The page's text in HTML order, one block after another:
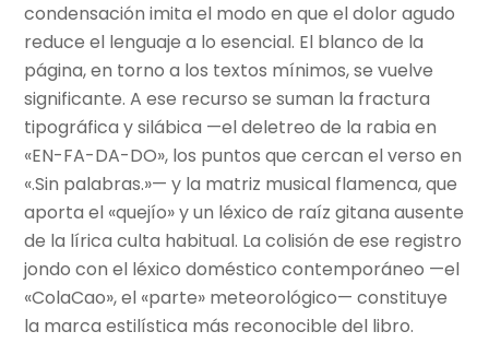
condensación imita el modo en que el dolor agudo
reduce el lenguaje a lo esencial. El blanco de la
página, en torno a los textos mínimos, se vuelve
significante. A ese recurso se suman la fractura
tipográfica y silábica —el deletreo de la rabia en
«EN-FA-DA-DO», los puntos que cercan el verso en
«.Sin palabras.»— y la matriz musical flamenca, que
aporta el «quejío» y un léxico de raíz gitana ausente
de la lírica culta habitual. La colisión de ese registro
jondo con el léxico doméstico contemporáneo —el
«ColaCao», el «parte» meteorológico— constituye
la marca estilística más reconocible del libro.